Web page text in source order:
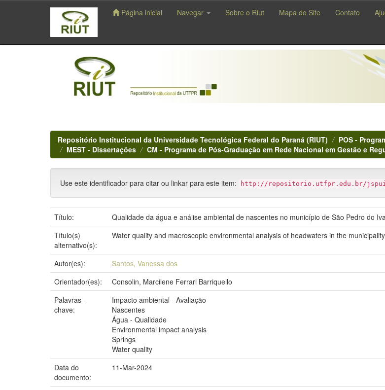
navigation
Página inicial Navegar Sobre o Riut Mapa do Site Contato
Repositório Institucional da Universidade Tecnológica Federal do Paraná (RIUT)
POS -
MEST - Dissertações
CM - Programa de Pós-Graduação em Rede Nacional em Gestão e
Use este identificador para citar ou linkar para este item: http://repositorio.utfpr.edu.br/jspui/
Título:
Qualidade da água e análise ambiental de nascentes no município de São Pedro do
Título(s)
alternativo(s):
Water quality and macroscopic environmental analysis of headwaters in the
Autor(es):
Santos, Vanessa dos
Orientador(es):
Consolin, Marcilene Ferrari Barriquello
Palavras-
chave:
Impacto ambiental - Avaliação
Nascentes
Água - Qualidade
Environmental impact analysis
Springs
Water quality
Data do
documento:
11-Mar-2024